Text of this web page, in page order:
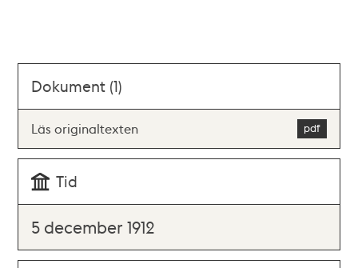
Dokument (1)
Läs originaltexten
Tid
5 december 1912